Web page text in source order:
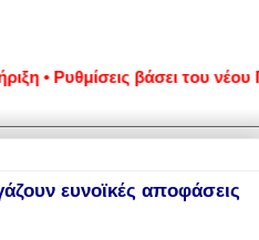
βάσει του νέου
ευνοϊκές αποφάσεις